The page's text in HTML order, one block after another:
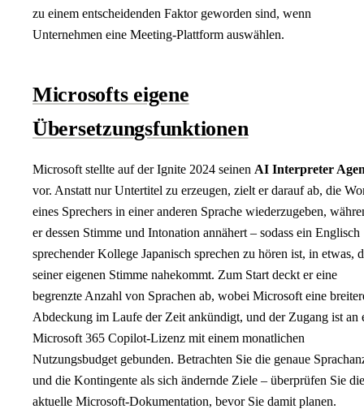
zu einem entscheidenden Faktor geworden sind, wenn
Unternehmen eine Meeting-Plattform auswählen.
Microsofts eigene
Übersetzungsfunktionen
Microsoft stellte auf der Ignite 2024 seinen AI Interpreter
vor. Anstatt nur Untertitel zu erzeugen, zielt er darauf ab, die
eines Sprechers in einer anderen Sprache wiederzugeben,
er dessen Stimme und Intonation annähert – sodass ein Englisch
sprechender Kollege Japanisch sprechen zu hören ist, in etwas,
seiner eigenen Stimme nahekommt. Zum Start deckt er eine
begrenzte Anzahl von Sprachen ab, wobei Microsoft eine
Abdeckung im Laufe der Zeit ankündigt, und der Zugang ist an
Microsoft 365 Copilot-Lizenz mit einem monatlichen
Nutzungsbudget gebunden. Betrachten Sie die genaue
und die Kontingente als sich ändernde Ziele – überprüfen Sie die
aktuelle Microsoft-Dokumentation, bevor Sie damit planen.